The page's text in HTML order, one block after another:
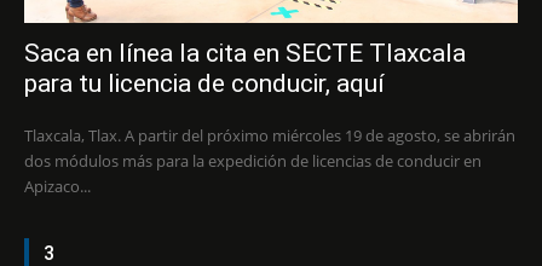
Saca en línea la cita en SECTE Tlaxcala
para tu licencia de conducir, aquí
Tlaxcala, Tlax. A partir del próximo miércoles 19 de agosto, se abrirán
dos módulos más para la expedición de licencias de conducir en
Apizaco...
3